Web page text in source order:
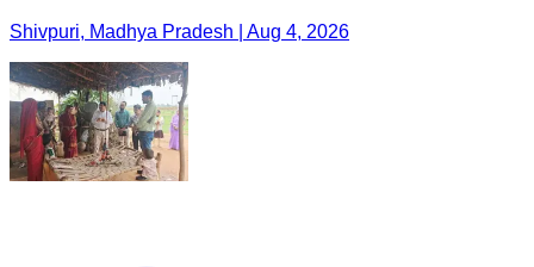
Shivpuri, Madhya Pradesh | Aug 4, 2026